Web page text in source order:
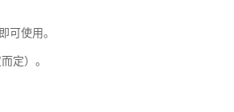
可使用。
定）。